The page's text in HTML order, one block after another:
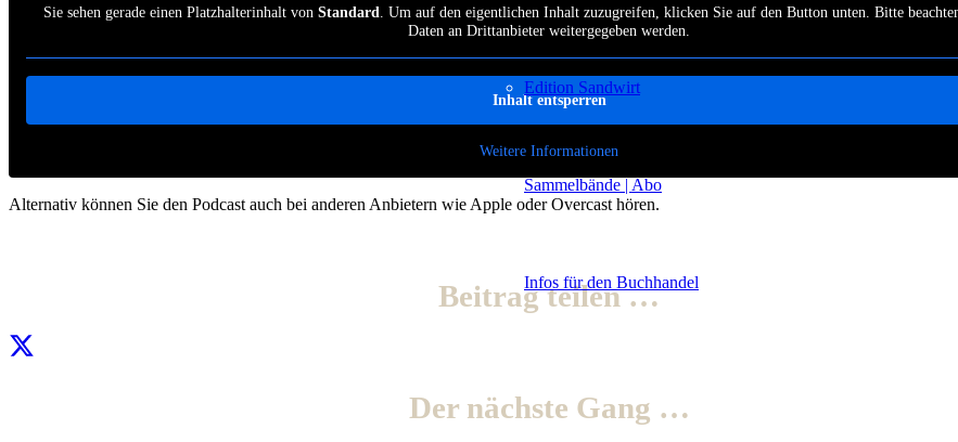
Edition Sandwirt
Sammelbände | Abo
Infos für den Buchhandel
Sie sehen gerade einen Platzhalterinhalt von Standard. Um auf den eigentlichen Inhalt zuzugreifen, klicken Sie auf den Button unten. Bitte
Daten an Drittanbieter weitergegeben werden.
Inhalt entsperren
Weitere Informationen
Alternativ können Sie den Podcast auch bei anderen Anbietern wie Apple oder Overcast hören.
Beitrag teilen …
Der nächste Gang …